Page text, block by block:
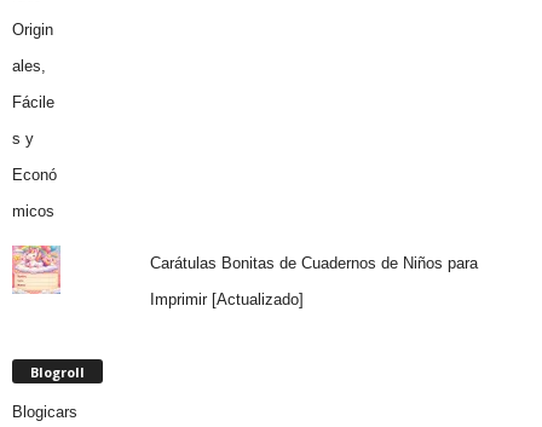
Carátulas Bonitas de Cuadernos de Niños para
Imprimir [Actualizado]
Blogroll
Blogicars